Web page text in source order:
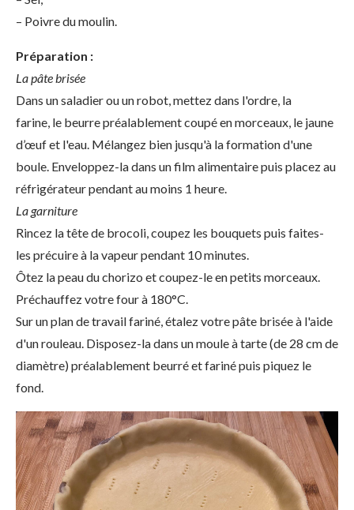
– Poivre du moulin.
Préparation :
La pâte brisée
Dans un saladier ou un robot, mettez dans l'ordre, la
farine, le beurre préalablement coupé en morceaux, le jaune
d’œuf et l'eau. Mélangez bien jusqu'à la formation d'une
boule. Enveloppez-la dans un film alimentaire puis placez au
réfrigérateur pendant au moins 1 heure.
La garniture
Rincez la tête de brocoli, coupez les bouquets puis faites-
les précuire à la vapeur pendant 10 minutes.
Ôtez la peau du chorizo et coupez-le en petits morceaux.
Préchauffez votre four à 180°C.
Sur un plan de travail fariné, étalez votre pâte brisée à l'aide
d'un rouleau. Disposez-la dans un moule à tarte (de 28 cm de
diamètre) préalablement beurré et fariné puis piquez le
fond.